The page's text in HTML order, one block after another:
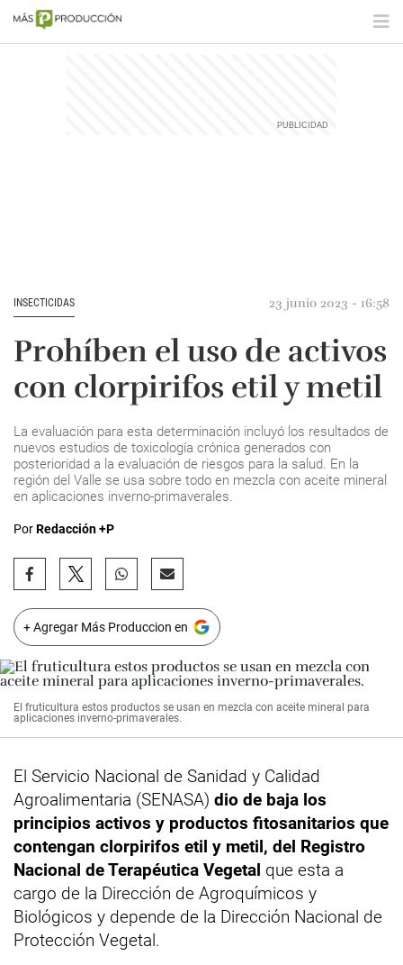
INSECTICIDAS 23 junio 2023 - 16:58
Prohíben el uso de activos
con clorpirifos etil y metil
La evaluación para esta determinación incluyó los resultados de
nuevos estudios de toxicología crónica generados con
posterioridad a la evaluación de riesgos para la salud. En la
región del Valle se usa sobre todo en mezcla con aceite mineral
en aplicaciones inverno-primaverales.
PorRedacción +P
+ Agregar Más Produccion en
El fruticultura estos productos se usan en mezcla con aceite mineral para
aplicaciones inverno-primaverales.
El Servicio Nacional de Sanidad y Calidad
Agroalimentaria (SENASA) dio de baja los
principios activos y productos fitosanitarios que
contengan clorpirifos etil y metil, del Registro
Nacional de Terapéutica Vegetal que esta a
cargo de la Dirección de Agroquímicos y
Biológicos y depende de la Dirección Nacional de
Protección Vegetal.